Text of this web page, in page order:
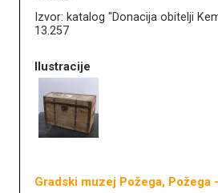
Izvor: katalog "Donacija obitelji
13.257
Ilustracije
Gradski muzej Požega, Požega